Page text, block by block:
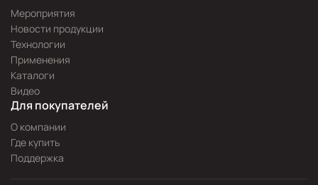
Мероприятия
Новости продукции
Технологии
Применения
Каталоги
Видео
Для покупателей
О компании
Где купить
Поддержка